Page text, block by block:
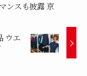
ンスも披露 京
ウエ